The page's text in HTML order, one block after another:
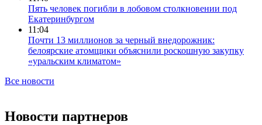
Пять человек погибли в лобовом столкновении под
Екатеринбургом
11:04
Почти 13 миллионов за черный внедорожник:
белоярские атомщики объяснили роскошную закупку
«уральским климатом»
Все новости
Новости партнеров